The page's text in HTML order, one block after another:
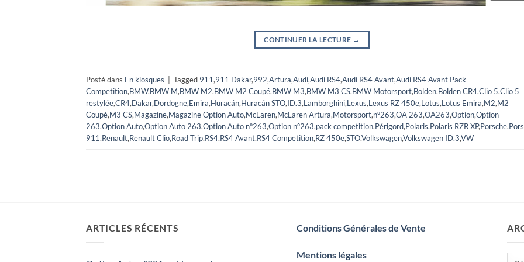
CONTINUER LA LECTURE →
Posté dans En kiosques Tagged 911,911 Dakar,992,Artura,Audi,Audi RS4,Audi RS4 Avant,Audi RS4 Avant Pack
Competition,BMW,BMW M,BMW M2,BMW M2 Coupé,BMW M3,BMW M3 CS,BMW Motorsport,Bolden,Bolden CR4,Clio 5,Clio 5
restylée,CR4,Dakar,Dordogne,Emira,Huracán,Huracán STO,ID.3,Lamborghini,Lexus,Lexus RZ 450e,Lotus,Lotus Emira,M2,M2
Coupé,M3 CS,Magazine,Magazine Option Auto,McLaren,McLaren Artura,Motorsport,n°263,OA 263,OA263,Option,Option
263,Option Auto,Option Auto 263,Option Auto n°263,Option n°263,pack competition,Périgord,Polaris,Polaris RZR XP,Porsche,
911,Renault,Renault Clio,Road Trip,RS4,RS4 Avant,RS4 Competition,RZ 450e,STO,Volkswagen,Volkswagen ID.3,VW
ARTICLES RÉCENTS Conditions Générales de Vente
Mentions légales